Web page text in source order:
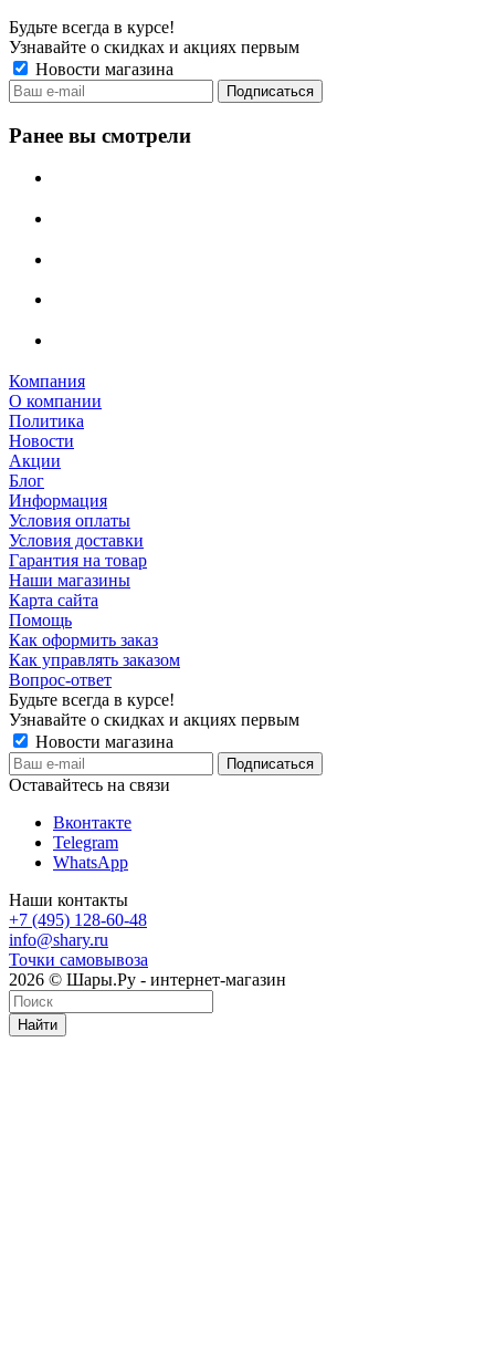
Будьте всегда в курсе!
Узнавайте о скидках и акциях первым
Новости магазина
Ранее вы смотрели
Компания
О компании
Политика
Новости
Акции
Блог
Информация
Условия оплаты
Условия доставки
Гарантия на товар
Наши магазины
Карта сайта
Помощь
Как оформить заказ
Как управлять заказом
Вопрос-ответ
Будьте всегда в курсе!
Узнавайте о скидках и акциях первым
Новости магазина
Оставайтесь на связи
Вконтакте
Telegram
WhatsApp
Наши контакты
+7 (495) 128-60-48
info@shary.ru
Точки самовывоза
2026 © Шары.Ру - интернет-магазин
Найти